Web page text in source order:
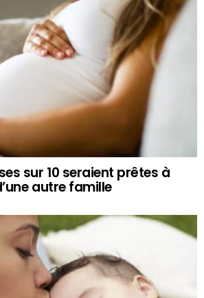
sur 10 seraient prêtes à
autre famille